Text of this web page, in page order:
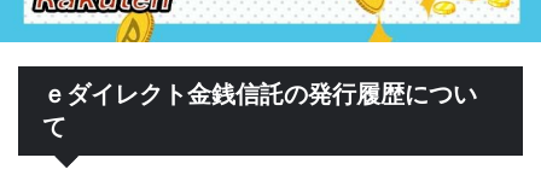
ｅダイレクト金銭信託の発行履歴につい
て